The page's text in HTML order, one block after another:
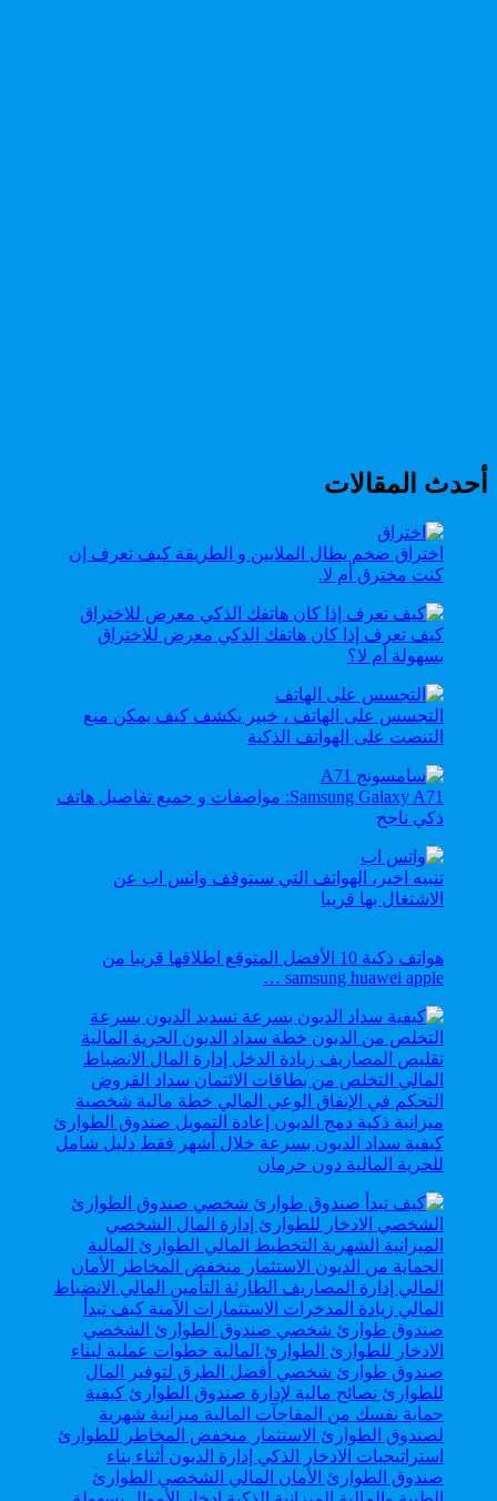
أحدث المقالات
اختراق ضخم يطال الملايين و الطريقة كيف تعرف إن
كنت مخترق أم لا.
كيف تعرف إذا كان هاتفك الذكي معرض للاختراق
بسهولة أم لا؟
التجسس على الهاتف ، خبير يكشف كيف يمكن منع
التنصت على الهواتف الذكية
Samsung Galaxy A71: مواصفات و جميع تفاصيل هاتف
ذكي ناجح
تنبيه اخير، الهواتف التي سيتوقف واتس اب عن
الاشتغال بها قريبا
هواتف ذكية 10 الأفضل المتوقع اطلاقها قريبا من
samsung huawei apple …
كيفية سداد الديون بسرعة خلال أشهر فقط دليل شامل
للحرية المالية دون حرمان